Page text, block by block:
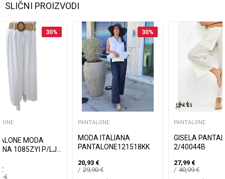
SLIČNI PROIZVODI
30%
MODA
1085ZYI P/LJ
€
€
30%
PANTALONE
MODA ITALIANA
PANTALONE121518KK
20,93 €
29,90€
PANTALONE
GISELA
2/40044B
27,99 €
40,99€